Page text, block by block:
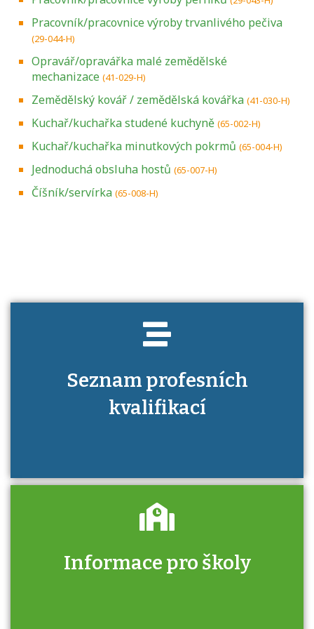
Pracovník/pracovnice výroby trvanlivého pečiva
(29-044-H)
Opravář/opravářka malé zemědělské
mechanizace (41-029-H)
Zemědělský kovář / zemědělská kovářka (41-030-H)
Kuchař/kuchařka studené kuchyně (65-002-H)
Kuchař/kuchařka minutkových pokrmů (65-004-H)
Jednoduchá obsluha hostů (65-007-H)
Číšník/servírka (65-008-H)
Seznam profesních
kvalifikací
Projděte si seznam profesních kvalifikací.
Informace pro školy
Zjistěte, jak se přihlásit ke zkoušce a kde